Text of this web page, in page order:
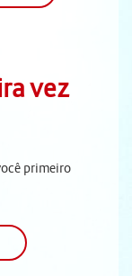
vez
primeiro